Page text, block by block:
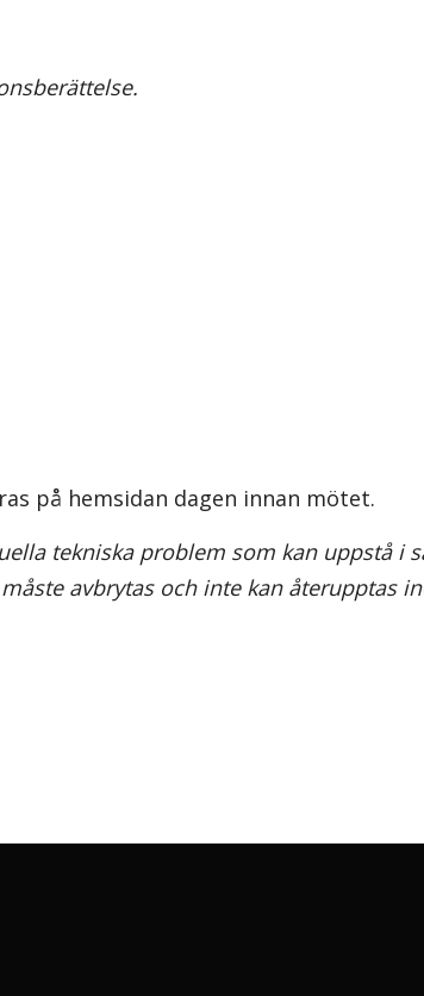
på hemsidan dagen innan mötet.
tekniska problem som kan uppstå i
avbrytas och inte kan återupptas